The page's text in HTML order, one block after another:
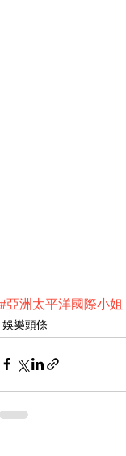
#亞洲太平洋國際小姐
娛樂頭條